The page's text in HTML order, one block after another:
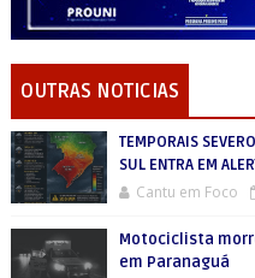
OUTRAS NOTICIAS
TEMPORAIS
SUL ENTRA EM
Cantu em Foco
Motociclista
em Paranaguá